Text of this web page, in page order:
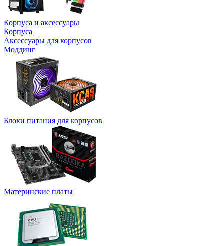
Корпуса и аксессуары
Корпуса
Аксессуары для корпусов
Моддинг
Блоки питания для корпусов
Материнские платы